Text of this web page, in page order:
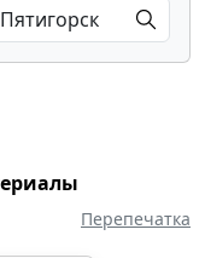
Перепечатка